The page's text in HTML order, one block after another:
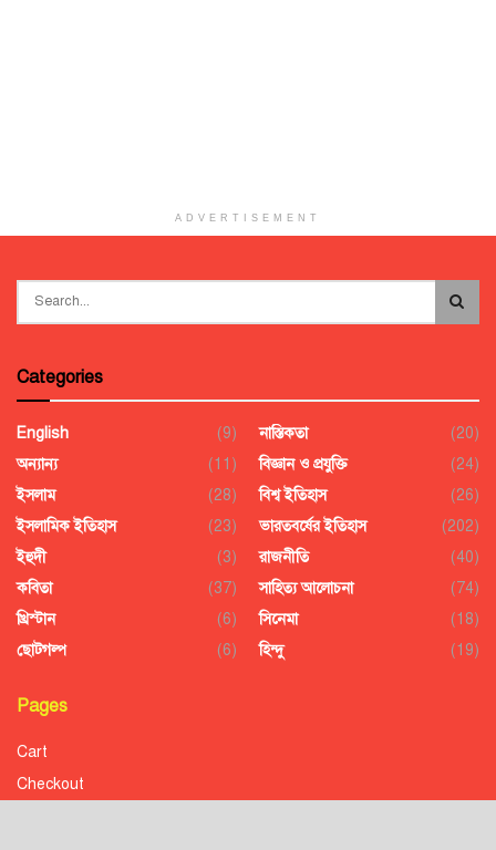
ADVERTISEMENT
Categories
English
(9)
অন্যান্য
(11)
ইসলাম
(28)
ইসলামিক ইতিহাস
(23)
ইহুদী
(3)
কবিতা
(37)
খ্রিস্টান
(6)
ছোটগল্প
(6)
নাস্তিকতা
(20)
বিজ্ঞান ও প্রযুক্তি
(24)
বিশ্ব ইতিহাস
(26)
ভারতবর্ষের ইতিহাস
(202)
রাজনীতি
(40)
সাহিত্য আলোচনা
(74)
সিনেমা
(18)
হিন্দু
(19)
Pages
Cart
Checkout